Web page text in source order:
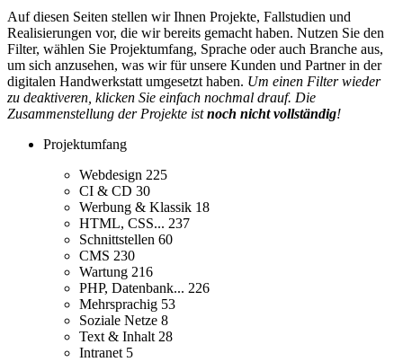
Auf diesen Seiten stellen wir Ihnen Projekte, Fallstudien und
Realisierungen vor, die wir bereits gemacht haben. Nutzen Sie den
Filter, wählen Sie Projektumfang, Sprache oder auch Branche aus,
um sich anzusehen, was wir für unsere Kunden und Partner in der
digitalen Handwerkstatt umgesetzt haben. Um einen Filter wieder
zu deaktiveren, klicken Sie einfach nochmal drauf. Die
Zusammenstellung der Projekte istnoch nicht vollständig!
Projektumfang
Webdesign 225
CI & CD 30
Werbung & Klassik 18
HTML, CSS... 237
Schnittstellen 60
CMS 230
Wartung 216
PHP, Datenbank... 226
Mehrsprachig 53
Soziale Netze 8
Text & Inhalt 28
Intranet 5